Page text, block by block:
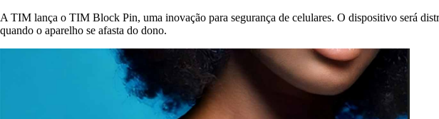
A TIM lança o TIM Block Pin, uma inovação para segurança de celulares. O dispositivo será
quando o aparelho se afasta do dono.